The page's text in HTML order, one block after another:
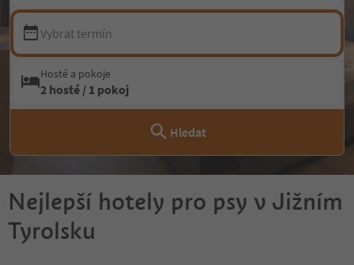
Vybrat termín
Hosté a pokoje
2 hosté / 1 pokoj
Hledat
Nejlepší hotely pro psy v Jižním
Tyrolsku